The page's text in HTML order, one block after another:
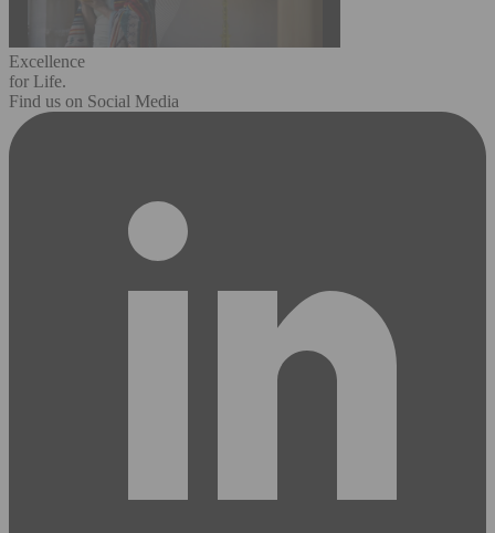
Excellence
for Life.
Find us on Social Media